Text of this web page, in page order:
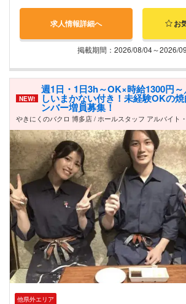
求人情報詳細へ お
掲載期間：2026/08/04～2026/
NEW!
週1日・1日3h～OK×時給1300円
しいまかない付き！未経験OKの
ンバー増員募集！
やきにくのバクロ 博多店 / ホールスタッフ アルバイト
他県外エリア